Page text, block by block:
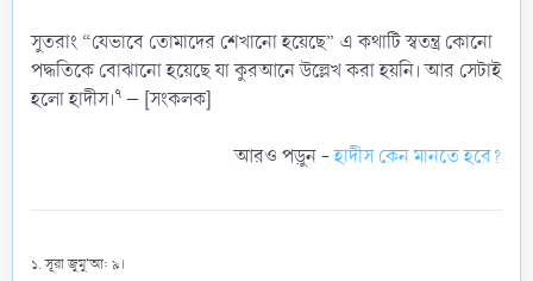
সুতরাং “যেভাবে তোমাদের শেখানো হয়েছে” এ কথাটি স্বতন্ত্র কোনো
পদ্ধতিকে বোঝানো হয়েছে যা কুরআনে উল্লেখ করা হয়নি। আর সেটাই
হলো হাদীস।৭ – [সংকলক]
আরও পড়ুন -হাদীস কেন মানতে হবে?
১. সূরা জুমু'আ: ৯।